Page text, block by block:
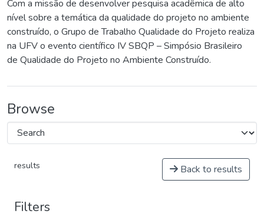
Com a missão de desenvolver pesquisa acadêmica de alto
nível sobre a temática da qualidade do projeto no ambiente
construído, o Grupo de Trabalho Qualidade do Projeto realiza
na UFV o evento científico IV SBQP – Simpósio Brasileiro
de Qualidade do Projeto no Ambiente Construído.
Browse
results Back to results
Filters